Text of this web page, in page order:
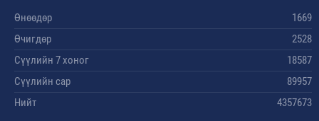
Өнөөдөр
1669
Өчигдөр
2528
Сүүлийн 7 хоног
18587
Сүүлийн сар
89957
Нийт
4357673